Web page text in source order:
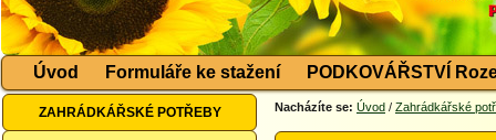
Úvod Formuláře ke stažení PODKOVÁŘSTVÍ
ZAHRÁDKÁŘSKÉ POTŘEBY Nacházíte se: Úvod / Zahrádkářské